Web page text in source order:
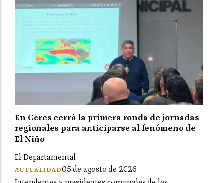
En Ceres cerró la primera ronda de jornadas
regionales para anticiparse al fenómeno de
El Niño
El Departamental
ACTUALIDAD05 de agosto de 2026